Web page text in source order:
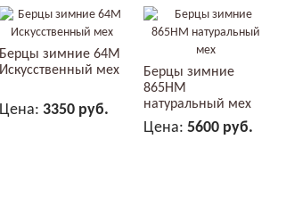
Берцы зимние 64М
Искусственный мех
Цена: 3350 руб.
Берцы зимние
865НМ
натуральный мех
Цена: 5600 руб.